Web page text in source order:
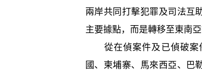
兩岸共同打擊犯罪及司法互
主要據點，而是轉移至東南
從在偵案件及已偵破案
國、柬埔寨、馬來西亞、巴